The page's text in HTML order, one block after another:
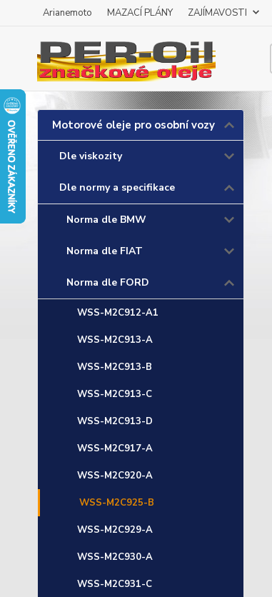
Arianemoto MAZACÍ PLÁNY ZAJÍMAVOSTI
Motorové oleje pro osobní vozy
Dle viskozity
Dle normy a specifikace
Norma dle BMW
Norma dle FIAT
Norma dle FORD
WSS-M2C912-A1
WSS-M2C913-A
WSS-M2C913-B
WSS-M2C913-C
WSS-M2C913-D
WSS-M2C917-A
WSS-M2C920-A
WSS-M2C925-B
WSS-M2C929-A
WSS-M2C930-A
WSS-M2C931-C